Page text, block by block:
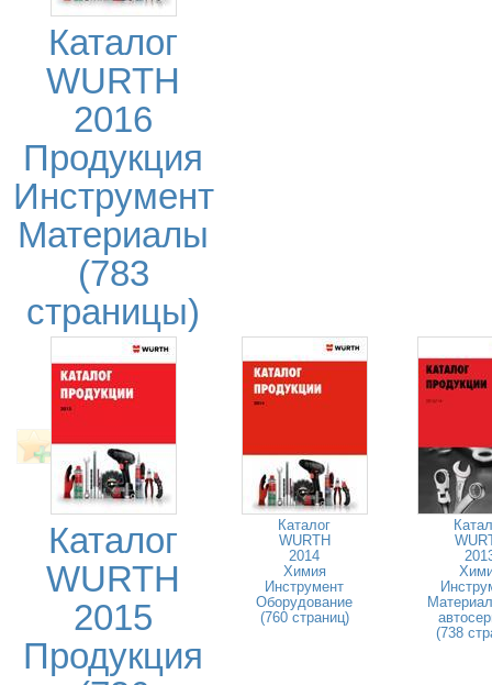
Каталог
WURTH
2016
Продукция
Инструмент
Материалы
(783
страницы)
Каталог
WURTH
2015
Продукция
Каталог
WURTH
2014
Химия
Инструмент
Оборудование
(760 страниц)
(738